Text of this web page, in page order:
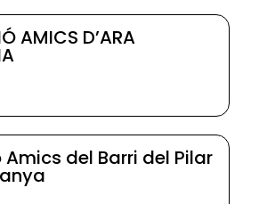
AMICS D’ARA
del Barri del Pilar